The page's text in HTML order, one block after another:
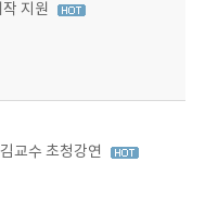
지원
교수 초청강연